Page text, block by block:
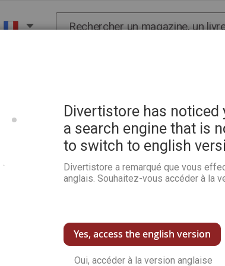
Divertistore has
a search engine that is
to switch to english
Divertistore a remarqué que vous
anglais. Souhaitez-vous accéder à la
Yes, access the english version
Oui, accéder à la version anglaise